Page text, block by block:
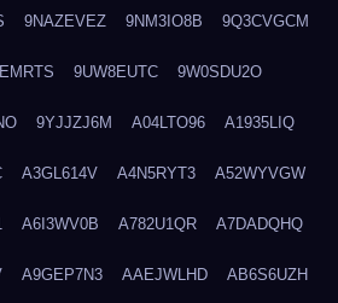
9NAZEVEZ 9NM3IO8B 9Q3CVGCM
9UW8EUTC 9W0SDU2O
9YJJZJ6M A04LTO96 A1935LIQ
A3GL614V A4N5RYT3 A52WYVGW
A6I3WV0B A782U1QR A7DADQHQ
A9GEP7N3 AAEJWLHD AB6S6UZH